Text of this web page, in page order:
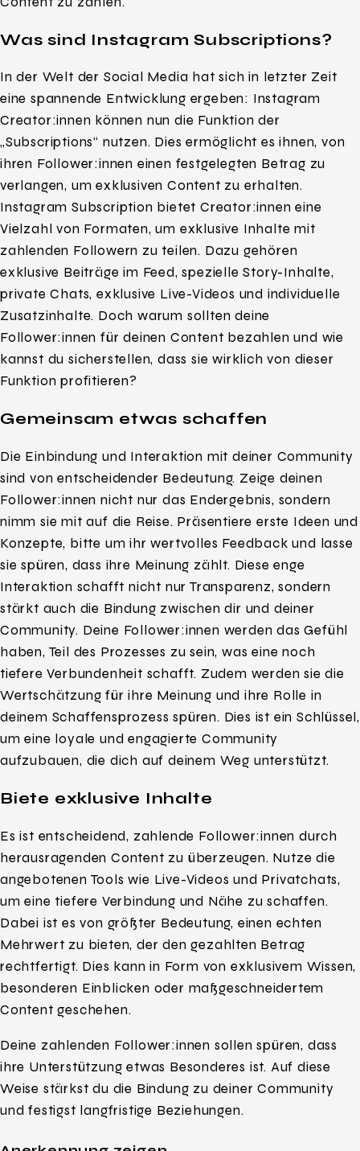
Was sind Instagram Subscriptions?
In der Welt der Social Media hat sich in letzter Zeit
eine spannende Entwicklung ergeben: Instagram
Creator:innen können nun die Funktion der
„Subscriptions“ nutzen. Dies ermöglicht es ihnen, von
ihren Follower:innen einen festgelegten Betrag zu
verlangen, um exklusiven Content zu erhalten.
Instagram Subscription bietet Creator:innen eine
Vielzahl von Formaten, um exklusive Inhalte mit
zahlenden Followern zu teilen. Dazu gehören
exklusive Beiträge im Feed, spezielle Story-Inhalte,
private Chats, exklusive Live-Videos und individuelle
Zusatzinhalte. Doch warum sollten deine
Follower:innen für deinen Content bezahlen und wie
kannst du sicherstellen, dass sie wirklich von dieser
Funktion profitieren?
Gemeinsam etwas schaffen
Die Einbindung und Interaktion mit deiner Community
sind von entscheidender Bedeutung. Zeige deinen
Follower:innen nicht nur das Endergebnis, sondern
nimm sie mit auf die Reise. Präsentiere erste Ideen und
Konzepte, bitte um ihr wertvolles Feedback und lasse
sie spüren, dass ihre Meinung zählt. Diese enge
Interaktion schafft nicht nur Transparenz, sondern
stärkt auch die Bindung zwischen dir und deiner
Community. Deine Follower:innen werden das Gefühl
haben, Teil des Prozesses zu sein, was eine noch
tiefere Verbundenheit schafft. Zudem werden sie die
Wertschätzung für ihre Meinung und ihre Rolle in
deinem Schaffensprozess spüren. Dies ist ein Schlüssel,
um eine loyale und engagierte Community
aufzubauen, die dich auf deinem Weg unterstützt.
Biete exklusive Inhalte
Es ist entscheidend, zahlende Follower:innen durch
herausragenden Content zu überzeugen. Nutze die
angebotenen Tools wie Live-Videos und Privatchats,
um eine tiefere Verbindung und Nähe zu schaffen.
Dabei ist es von größter Bedeutung, einen echten
Mehrwert zu bieten, der den gezahlten Betrag
rechtfertigt. Dies kann in Form von exklusivem Wissen,
besonderen Einblicken oder maßgeschneidertem
Content geschehen.
Deine zahlenden Follower:innen sollen spüren, dass
ihre Unterstützung etwas Besonderes ist. Auf diese
Weise stärkst du die Bindung zu deiner Community
und festigst langfristige Beziehungen.